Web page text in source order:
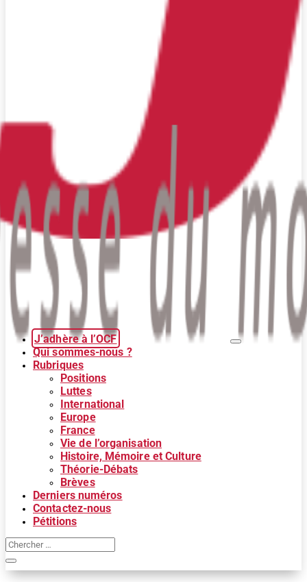
J’adhère à l’OCF
Qui sommes-nous ?
Rubriques
Positions
Luttes
International
Europe
France
Vie de l’organisation
Histoire, Mémoire et Culture
Théorie-Débats
Brèves
Derniers numéros
Contactez-nous
Pétitions